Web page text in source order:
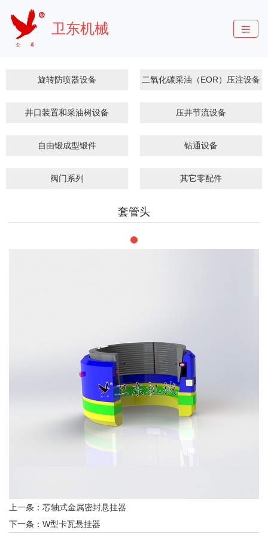
卫东机械
旋转防喷器设备 二氧化碳采油（EOR）压注设备
井口装置和采油树设备 压井节流设备
自由锻成型锻件 钻通设备
阀门系列 其它零配件
套管头
上一条： 芯轴式金属密封悬挂器
下一条： W型卡瓦悬挂器